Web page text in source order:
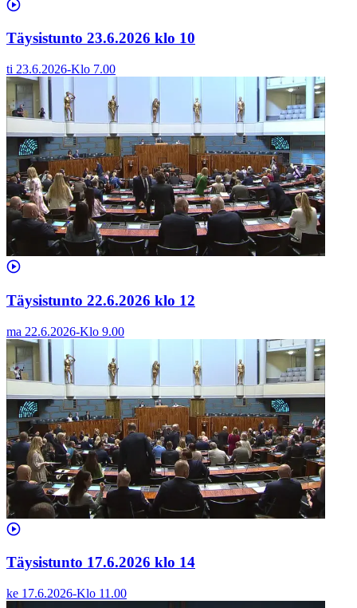
Täysistunto 23.6.2026 klo 10
ti 23.6.2026-Klo 7.00
Täysistunto 22.6.2026 klo 12
ma 22.6.2026-Klo 9.00
Täysistunto 17.6.2026 klo 14
ke 17.6.2026-Klo 11.00